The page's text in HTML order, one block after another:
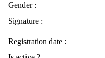
Gender :
Signature :
Registration date :